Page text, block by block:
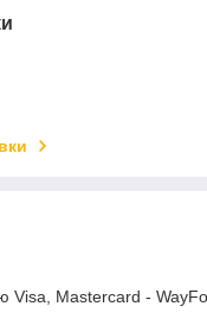
Visa, Mastercard -